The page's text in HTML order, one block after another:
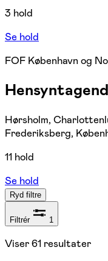
3 hold
Se hold
FOF København og
Hørsholm,
Frederiksberg,
11 hold
Se hold
Ryd filtre
Filtrér 1
Viser61 resultater